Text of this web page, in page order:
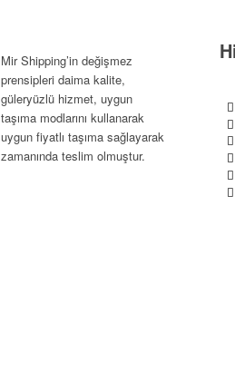
Mir Shipping’in değişmez
prensipleri daima kalite,
güleryüzlü hizmet, uygun
taşıma modlarını kullanarak
uygun fiyatlı taşıma sağlayarak
zamanında teslim olmuştur.